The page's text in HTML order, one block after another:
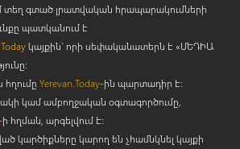
տեղ գտած լրատվական հրապարակումների
պատկանում է
կայքին` որի սեփականատերն է «ՄԵԴԻԱ
հղումը Yerevan.Today-ին պարտադիր է:
կամ ամբողջական օգտագործումը,
հղման, արգելվում է:
կարծիքները կարող են չհամնկնել կայքի